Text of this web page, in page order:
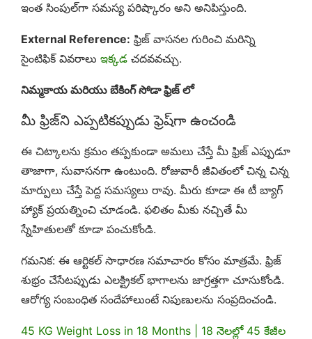
ఇంత సింపుల్‌గా సమస్య పరిష్కారం అని అనిపిస్తుంది.
External Reference: ఫ్రిజ్ వాసనల గురించి మరిన్ని
సైంటిఫిక్ వివరాలు ఇక్కడ చదవవచ్చు.
నిమ్మకాయ మరియు బేకింగ్ సోడా ఫ్రిజ్ లో
మీ ఫ్రిజ్‌ని ఎప్పటికప్పుడు ఫ్రెష్‌గా ఉంచండి
ఈ చిట్కాలను క్రమం తప్పకుండా అమలు చేస్తే మీ ఫ్రిజ్ ఎప్పుడూ
తాజాగా, సువాసనగా ఉంటుంది. రోజువారీ జీవితంలో చిన్న చిన్న
మార్పులు చేస్తే పెద్ద సమస్యలు రావు. మీరు కూడా ఈ టీ బ్యాగ్
హ్యాక్ ప్రయత్నించి చూడండి. ఫలితం మీకు నచ్చితే మీ
స్నేహితులతో కూడా పంచుకోండి.
గమనిక: ఈ ఆర్టికల్ సాధారణ సమాచారం కోసం మాత్రమే. ఫ్రిజ్
శుభ్రం చేసేటప్పుడు ఎలక్ట్రికల్ భాగాలను జాగ్రత్తగా చూసుకోండి.
ఆరోగ్య సంబంధిత సందేహాలుంటే నిపుణులను సంప్రదించండి.
45 KG Weight Loss in 18 Months | 18 నెలల్లో 45 కేజీల